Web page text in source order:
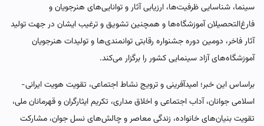
سینما، شناسایی ظرفیت‌ها، ارزیابی آثار و توانایی‌های هنرجویان و
فارغ‌التحصیلان آموزشگاه‌ها و همچنین تشویق و ترغیب ایشان در جهت تولید
آثار فاخر، دومین دوره جشنواره رقابتی توانمندی‌ها و تولیدات هنرجویان
آموزشگاه‌های آزاد سینمایی کشور را برگزار می‌کند.
براساس این خبر؛ امیدآفرینی و ترویج نشاط اجتماعی، تقویت هویت ایرانی-
اسلامی جوانان، آداب اجتماعی و اخلاق مداری، تکریم ایثارگران و قهرمانان ملی،
تقویت بنیان‌های خانواده، زندگی معاصر و چالش‌های نسل جوان، مشارکت